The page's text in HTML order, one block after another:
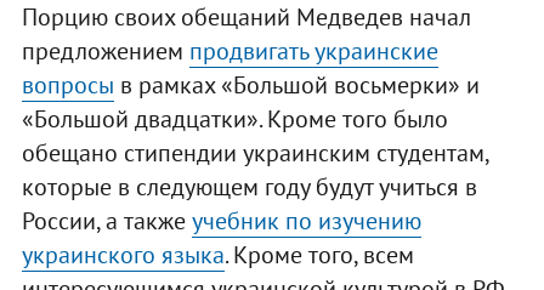
Порцию своих обещаний Медведев начал
предложением продвигать украинские
вопросы в рамках «Большой восьмерки» и
«Большой двадцатки». Кроме того было
обещано стипендии украинским студентам,
которые в следующем году будут учиться в
России, а такжеучебник по изучению
украинского языка. Кроме того, всем